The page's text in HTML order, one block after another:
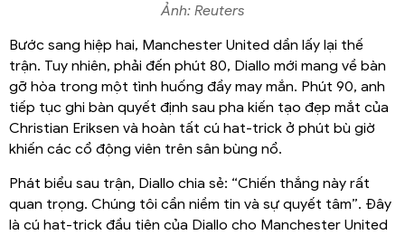
Ảnh: Reuters
Bước sang hiệp hai, Manchester United dần lấy lại thế
trận. Tuy nhiên, phải đến phút 80, Diallo mới mang về bàn
gỡ hòa trong một tình huống đầy may mắn. Phút 90, anh
tiếp tục ghi bàn quyết định sau pha kiến tạo đẹp mắt của
Christian Eriksen và hoàn tất cú hat-trick ở phút bù giờ
khiến các cổ động viên trên sân bùng nổ.
Phát biểu sau trận, Diallo chia sẻ: “Chiến thắng này rất
quan trọng. Chúng tôi cần niềm tin và sự quyết tâm”. Đây
là cú hat-trick đầu tiên của Diallo cho Manchester United